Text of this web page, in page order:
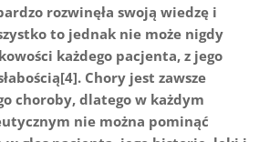
rozwinęła swoją wiedzę i
to jednak nie może nigdy
każdego pacjenta, z jego
Chory jest zawsze
choroby, dlatego w każdym
nie można pominąć